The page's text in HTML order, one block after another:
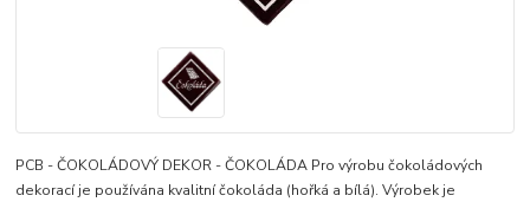
PCB - ČOKOLÁDOVÝ DEKOR - ČOKOLÁDA Pro výrobu čokoládových
dekorací je používána kvalitní čokoláda (hořká a bílá). Výrobek je